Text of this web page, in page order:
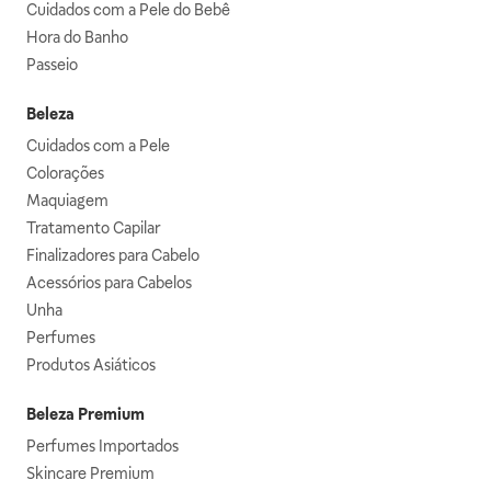
Cuidados com a Pele do Bebê
Hora do Banho
Passeio
Beleza
Cuidados com a Pele
Colorações
Maquiagem
Tratamento Capilar
Finalizadores para Cabelo
Acessórios para Cabelos
Unha
Perfumes
Produtos Asiáticos
Beleza Premium
Perfumes Importados
Skincare Premium